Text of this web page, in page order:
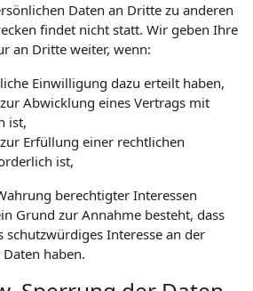
Daten an Dritte zu anderen
findet nicht statt. Wir geben Ihre
an Dritte weiter, wenn:
Einwilligung dazu erteilt haben,
Abwicklung eines Vertrags mit
ist,
Erfüllung einer rechtlichen
ist,
berechtigter Interessen
Grund zur Annahme besteht, dass
schutzwürdiges Interesse an der
haben.